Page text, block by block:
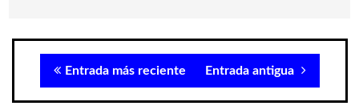
Entrada más reciente Entrada antigua